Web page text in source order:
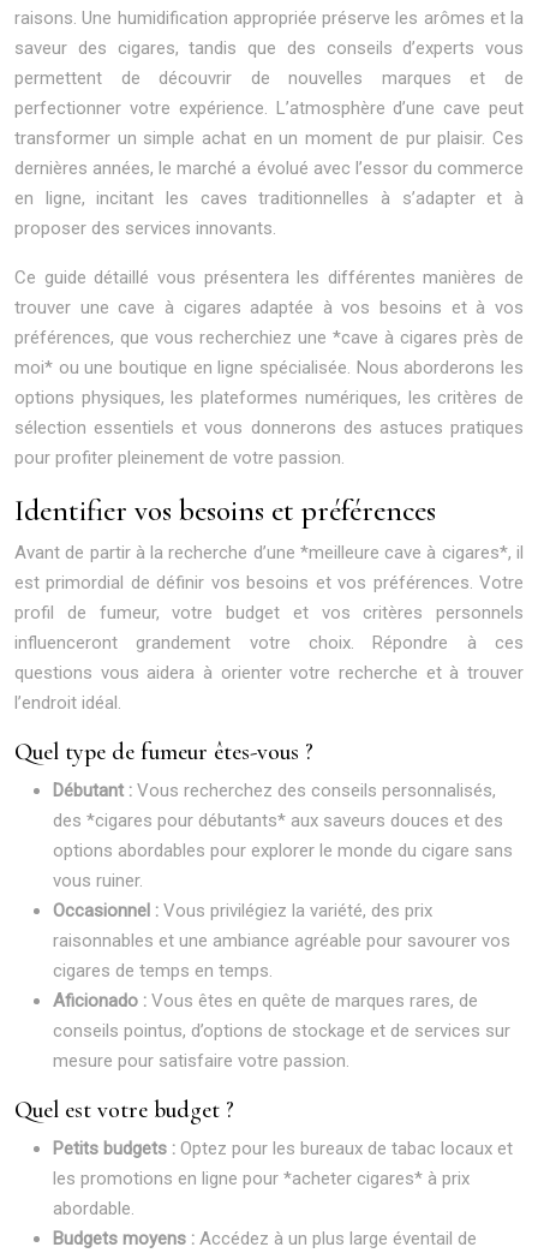
raisons. Une humidification appropriée préserve les arômes et la
saveur des cigares, tandis que des conseils d’experts vous
permettent de découvrir de nouvelles marques et de
perfectionner votre expérience. L’atmosphère d’une cave peut
transformer un simple achat en un moment de pur plaisir. Ces
dernières années, le marché a évolué avec l’essor du commerce
en ligne, incitant les caves traditionnelles à s’adapter et à
proposer des services innovants.
Ce guide détaillé vous présentera les différentes manières de
trouver une cave à cigares adaptée à vos besoins et à vos
préférences, que vous recherchiez une *cave à cigares près de
moi* ou une boutique en ligne spécialisée. Nous aborderons les
options physiques, les plateformes numériques, les critères de
sélection essentiels et vous donnerons des astuces pratiques
pour profiter pleinement de votre passion.
Identifier vos besoins et préférences
Avant de partir à la recherche d’une *meilleure cave à cigares*, il
est primordial de définir vos besoins et vos préférences. Votre
profil de fumeur, votre budget et vos critères personnels
influenceront grandement votre choix. Répondre à ces
questions vous aidera à orienter votre recherche et à trouver
l’endroit idéal.
Quel type de fumeur êtes-vous ?
Débutant : Vous recherchez des conseils personnalisés,
des *cigares pour débutants* aux saveurs douces et des
options abordables pour explorer le monde du cigare sans
vous ruiner.
Occasionnel : Vous privilégiez la variété, des prix
raisonnables et une ambiance agréable pour savourer vos
cigares de temps en temps.
Aficionado : Vous êtes en quête de marques rares, de
conseils pointus, d’options de stockage et de services sur
mesure pour satisfaire votre passion.
Quel est votre budget ?
Petits budgets : Optez pour les bureaux de tabac locaux et
les promotions en ligne pour *acheter cigares* à prix
abordable.
Budgets moyens : Accédez à un plus large éventail de